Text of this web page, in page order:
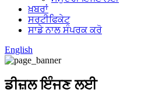
ਖ਼ਬਰਾਂ
ਸਰਟੀਫਿਕੇਟ
ਸਾਡੇ ਨਾਲ ਸੰਪਰਕ ਕਰੋ
English
ਡੀਜ਼ਲ ਇੰਜਣ ਲਈ